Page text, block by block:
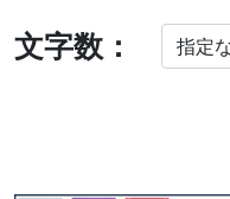
文字数：